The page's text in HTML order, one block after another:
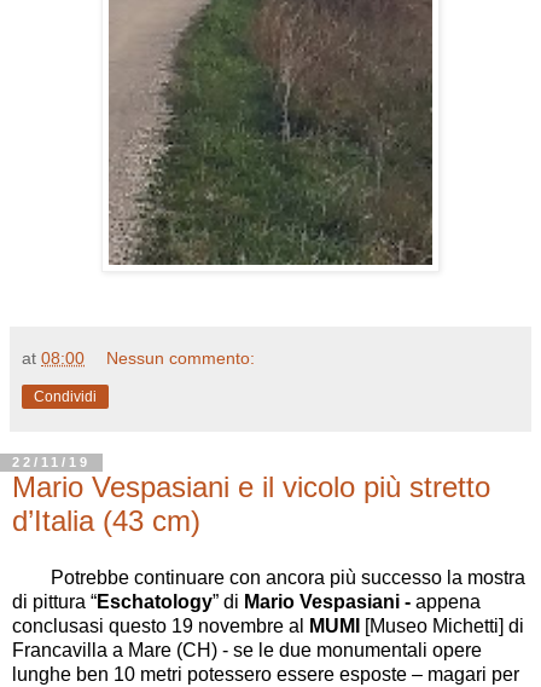
at 08:00 Nessun commento:
Condividi
22/11/19
Mario Vespasiani e il vicolo più stretto
d’Italia (43 cm)
Potrebbe continuare con ancora più successo la mostra
di pittura “Eschatology” di Mario Vespasiani - appena
conclusasi questo 19 novembre al
MUMI
[Museo Michetti] di
Francavilla a Mare (CH) - se le due monumentali opere
lunghe ben 10 metri potessero essere esposte – magari per